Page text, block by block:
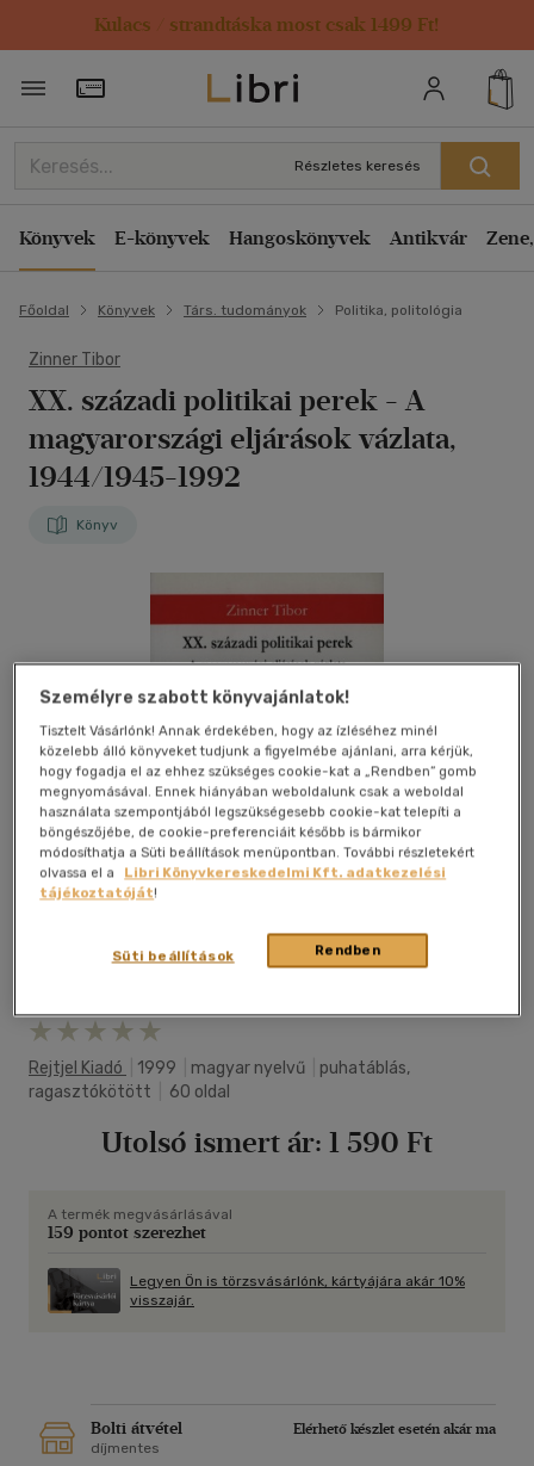
Kulacs / strandtáska most csak 1499 Ft!
Törzsvásárlói Kártya adatai
Részletes keresés
Könyvek E-könyvek Hangoskönyvek Antikvár
Főoldal Könyvek Társ. tudományok Politika, politológia
Zinner Tibor
XX. századi politikai perek - A
magyarországi eljárások vázlata,
1944/1945-1992
Könyv
Rejtjel Kiadó 1999 magyar nyelvű
puhatáblás,
ragasztókötött
60 oldal
Utolsó ismert ár: 1 590 Ft
A termék megvásárlásával
159 pontot szerezhet
Legyen Ön is törzsvásárlónk, kártyájára akár 10%
visszajár.
Bolti átvétel
Elérhető készlet esetén akár ma
díjmentes
Személyre szabott könyvajánlatok!
Tisztelt Vásárlónk! Annak érdekében, hogy az ízléséhez minél
közelebb álló könyveket tudjunk a figyelmébe ajánlani, arra kérjük,
hogy fogadja el az ehhez szükséges cookie-kat a „Rendben” gomb
megnyomásával. Ennek hiányában weboldalunk csak a weboldal
használata szempontjából legszükségesebb cookie-kat telepíti a
böngészőjébe, de cookie-preferenciáit később is bármikor
módosíthatja a Süti beállítások menüpontban. További részletekért
olvassa el a
Libri Könyvkereskedelmi Kft. adatkezelési
tájékoztatóját!
Rendben
Süti beállítások